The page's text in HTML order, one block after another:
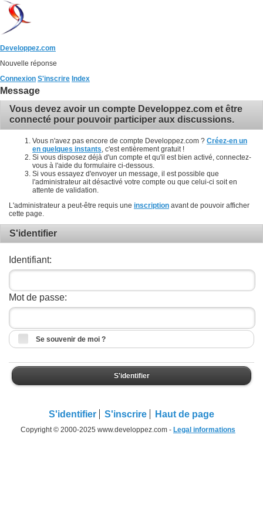
Developpez.com
Nouvelle réponse
Connexion S'inscrire Index
Message
Vous devez avoir un compte Developpez.com et être
connecté pour pouvoir participer aux discussions.
Vous n'avez pas encore de compte Developpez.com ? Créez-en un
en quelques instants , c'est entièrement gratuit !
Si vous disposez déjà d'un compte et qu'il est bien activé, connectez-
vous à l'aide du formulaire ci-dessous.
Si vous essayez d'envoyer un message, il est possible que
l'administrateur ait désactivé votre compte ou que celui-ci soit en
attente de validation.
L'administrateur a peut-être requis une inscription avant de pouvoir afficher
cette page.
S'identifier
Identifiant:
Mot de passe:
Se souvenir de moi ?
S'identifier
S'identifier S'inscrire Haut de page
Copyright © 2000-2025 www.developpez.com - Legal informations